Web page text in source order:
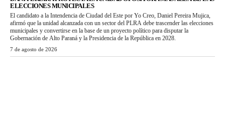
ELECCIONES MUNICIPALES
El candidato a la Intendencia de Ciudad del Este por Yo Creo, Daniel Pereira Mujica,
afirmó que la unidad alcanzada con un sector del PLRA debe trascender las elecciones
municipales y convertirse en la base de un proyecto político para disputar la
Gobernación de Alto Paraná y la Presidencia de la República en 2028.
7 de agosto de 2026